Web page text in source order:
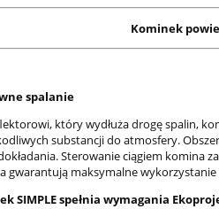
Kominek
spalanie
który wydłuża drogę spalin,
substancji do atmosfery.
Sterowanie ciągiem komina
gwarantują maksymalne wykorzystanie
SIMPLE spełnia wymagania